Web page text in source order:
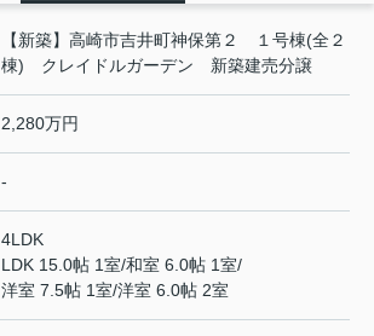
【新築】高崎市吉井町神保第２ １号棟(全２
棟) クレイドルガーデン 新築建売分譲
2,280万円
-
4LDK
LDK 15.0帖 1室/和室 6.0帖 1室/
洋室 7.5帖 1室/洋室 6.0帖 2室